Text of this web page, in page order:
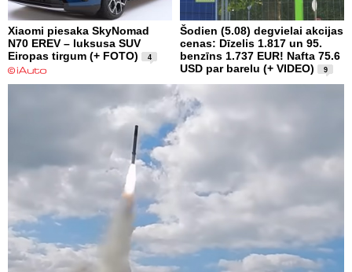
Xiaomi piesaka SkyNomad
N70 EREV – luksusa SUV
Eiropas tirgum (+ FOTO)
4
Šodien (5.08) degvielai akcijas
cenas: Dīzelis 1.817 un 95.
benzīns 1.737 EUR! Nafta 75.6
USD par barelu (+ VIDEO)
9